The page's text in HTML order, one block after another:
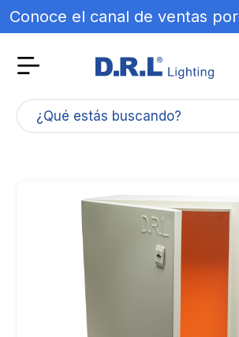
Conoce el canal de ventas por
¿Qué estás buscando?